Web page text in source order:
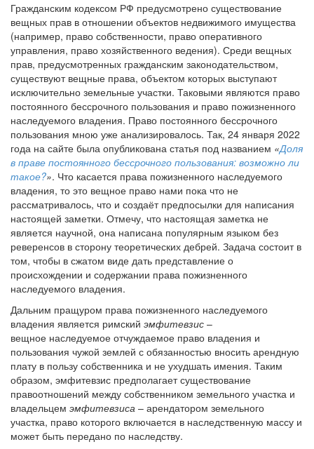
Гражданским кодексом РФ предусмотрено существование
вещных прав в отношении объектов недвижимого имущества
(например, право собственности, право оперативного
управления, право хозяйственного ведения). Среди вещных
прав, предусмотренных гражданским законодательством,
существуют вещные права, объектом которых выступают
исключительно земельные участки. Таковыми являются право
постоянного бессрочного пользования и право пожизненного
наследуемого владения. Право постоянного бессрочного
пользования мною уже анализировалось. Так, 24 января 2022
года на сайте была опубликована статья под названием «Доля
в праве постоянного бессрочного пользования: возможно ли
такое?». Что касается права пожизненного наследуемого
владения, то это вещное право нами пока что не
рассматривалось, что и создаёт предпосылки для написания
настоящей заметки. Отмечу, что настоящая заметка не
является научной, она написана популярным языком без
реверенсов в сторону теоретических дебрей. Задача состоит в
том, чтобы в сжатом виде дать представление о
происхождении и содержании права пожизненного
наследуемого владения.
Дальним пращуром права пожизненного наследуемого
владения является римский эмфитевзис –
вещное наследуемое отчуждаемое право владения и
пользования чужой землей с обязанностью вносить арендную
плату в пользу собственника и не ухудшать имения. Таким
образом, эмфитевзис предполагает существование
правоотношений между собственником земельного участка и
владельцем эмфитевзиса – арендатором земельного
участка, право которого включается в наследственную массу и
может быть передано по наследству.